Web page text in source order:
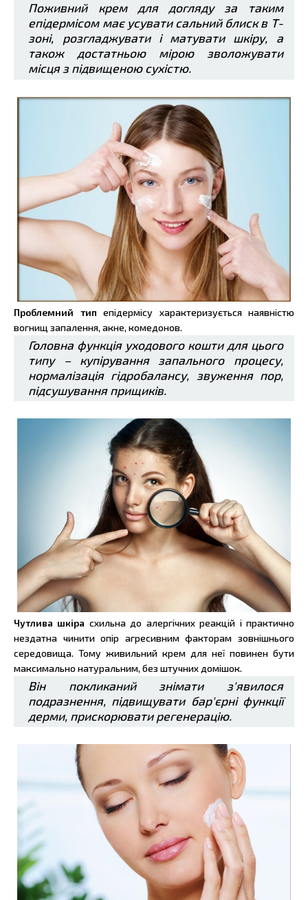
Поживний крем для догляду за таким
епідермісом має усувати сальний блиск в Т-
зоні, розгладжувати і матувати шкіру, а
також достатньою мірою зволожувати
місця з підвищеною сухістю.
Проблемний тип епідермісу характеризується наявністю
вогнищ запалення, акне, комедонов.
Головна функція уходового кошти для цього
типу – купірування запального процесу,
нормалізація гідробалансу, звуження пор,
підсушування прищиків.
Чутлива шкіра схильна до алергічних реакцій і практично
нездатна чинити опір агресивним факторам зовнішнього
середовища. Тому живильний крем для неї повинен бути
максимально натуральним, без штучних домішок.
Він покликаний знімати з'явилося
подразнення, підвищувати бар'єрні функції
дерми, прискорювати регенерацію.